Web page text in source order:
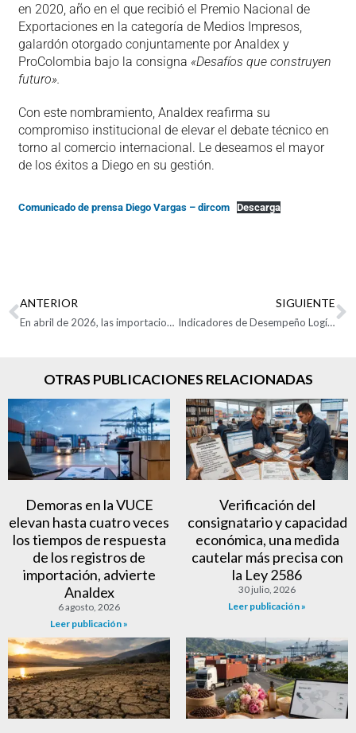
en 2020, año en el que recibió el Premio Nacional de
Exportaciones en la categoría de Medios Impresos,
galardón otorgado conjuntamente por Analdex y
ProColombia bajo la consigna «Desafíos que construyen
futuro».
Con este nombramiento, Analdex reafirma su
compromiso institucional de elevar el debate técnico en
torno al comercio internacional. Le deseamos el mayor
de los éxitos a Diego en su gestión.
Comunicado de prensa Diego Vargas – dircom Descarga
ANTERIOR
En abril de 2026, las importaciones crecieron 15,8%
SIGUIENTE
Indicadores de Desempeño Logístico 2.0
OTRAS PUBLICACIONES RELACIONADAS
Demoras en la VUCE
elevan hasta cuatro veces
los tiempos de respuesta
de los registros de
importación, advierte
Analdex
6 agosto, 2026
Leer publicación »
Verificación del
consignatario y capacidad
económica, una medida
cautelar más precisa con
la Ley 2586
30 julio, 2026
Leer publicación »